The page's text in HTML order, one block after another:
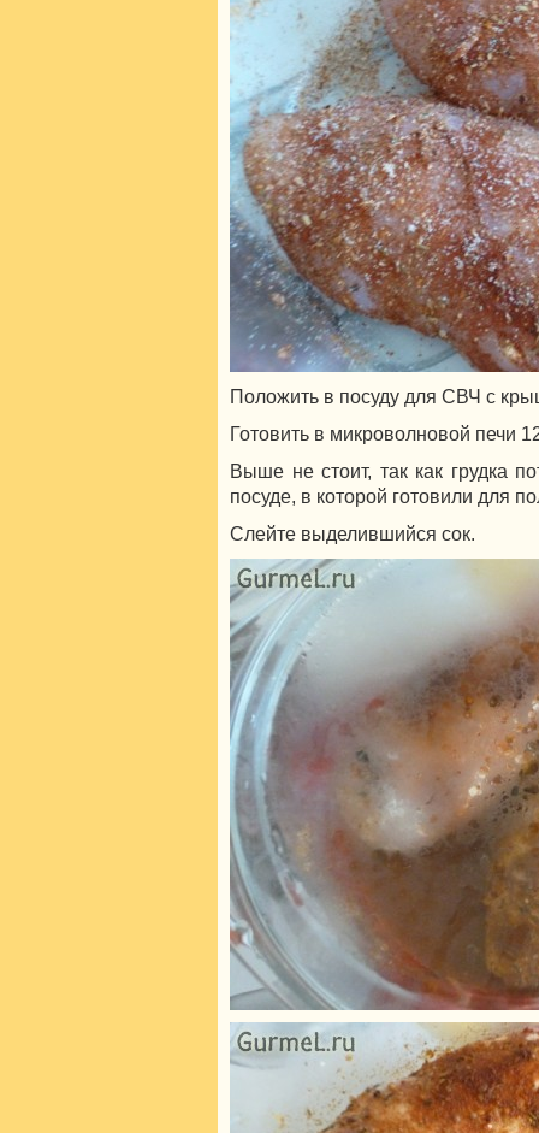
Положить в посуду для СВЧ с
Готовить в микроволновой печи
Выше не стоит, так как грудка
посуде, в которой готовили для
Слейте выделившийся сок.